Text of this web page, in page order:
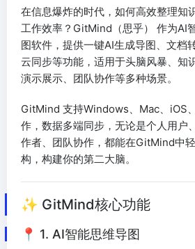
在信息爆炸的时代，如何高效整理知
工作效率？GitMind（思乎） 作为AI
图软件，提供一键AI生成导图、文档
云同步等功能，适用于头脑风暴、知
演示展示、团队协作等多种场景。
GitMind 支持Windows、Mac、iOS
作，数据多端同步，无论是个人用户
作者、团队协作，都能在GitMind中
构，构建你的第二大脑。
✨ GitMind核心功能
📍 1. AI智能思维导图